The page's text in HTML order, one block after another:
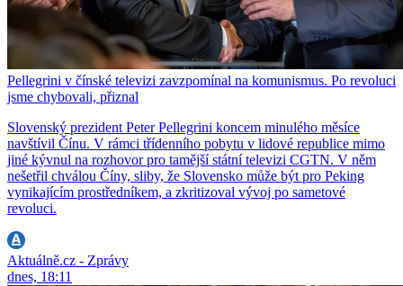
Pellegrini v čínské televizi zavzpomínal na komunismus. Po revoluci
jsme chybovali, přiznal
Slovenský prezident Peter Pellegrini koncem minulého měsíce
navštívil Čínu. V rámci třídenního pobytu v lidové republice mimo
jiné kývnul na rozhovor pro tamější státní televizi CGTN. V něm
nešetřil chválou Číny, sliby, že Slovensko může být pro Peking
vynikajícím prostředníkem, a zkritizoval vývoj po sametové
revoluci.
Aktuálně.cz - Zprávy
dnes, 18:11